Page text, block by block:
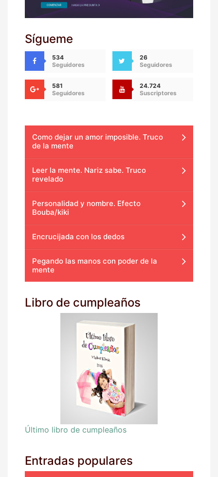
Sígueme
534
Seguidores
26
Seguidores
581
Seguidores
24.724
Suscriptores
Como dejar un amor imposible. Truco
de la mente
Leer la mente. Nariz sabe. Truco
revelado
Personalidad y nombre. Efecto
Bouba/kiki
Encrucijada con los dedos
Pegando las manos con poder de la
mente
Libro de cumpleaños
Último libro de cumpleaños
Entradas populares